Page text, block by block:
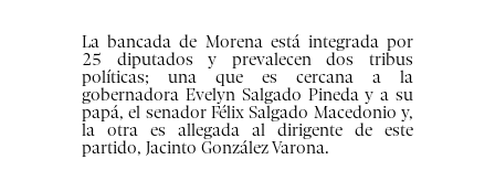
La bancada de Morena está integrada por
25 diputados y prevalecen dos tribus
políticas; una que es cercana a la
gobernadora Evelyn Salgado Pineda y a su
papá, el senador Félix Salgado Macedonio y,
la otra es allegada al dirigente de este
partido, Jacinto González Varona.